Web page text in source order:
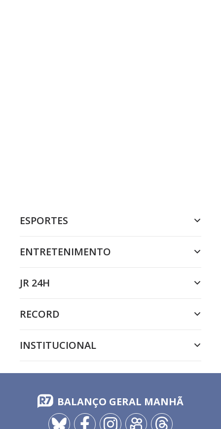
ESPORTES
ENTRETENIMENTO
JR 24H
RECORD
INSTITUCIONAL
BALANÇO GERAL MANHÃ